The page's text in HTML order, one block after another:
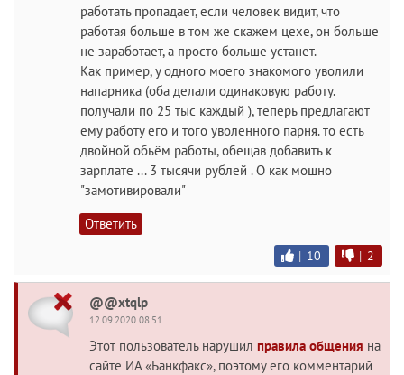
работать пропадает, если человек видит, что
работая больше в том же скажем цехе, он больше
не заработает, а просто больше устанет.
Как пример, у одного моего знакомого уволили
напарника (оба делали одинаковую работу.
получали по 25 тыс каждый ), теперь предлагают
ему работу его и того уволенного парня. то есть
двойной обьём работы, обещав добавить к
зарплате ... 3 тысячи рублей . О как мощно
"замотивировали"
Ответить
| 10 | 2
@@xtqlp
12.09.2020 08:51
Этот пользователь нарушил правила общения на
сайте ИА «Банкфакс», поэтому его комментарий